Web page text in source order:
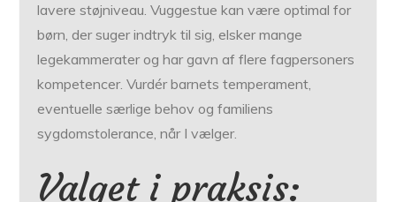
lavere støjniveau. Vuggestue kan være optimal for
børn, der suger indtryk til sig, elsker mange
legekammerater og har gavn af flere fagpersoners
kompetencer. Vurdér barnets temperament,
eventuelle særlige behov og familiens
sygdomstolerance, når I vælger.
Valget i praksis: